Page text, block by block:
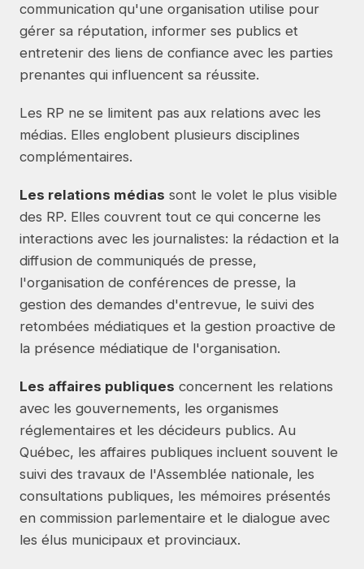
communication qu'une organisation utilise pour
gérer sa réputation, informer ses publics et
entretenir des liens de confiance avec les parties
prenantes qui influencent sa réussite.
Les RP ne se limitent pas aux relations avec les
médias. Elles englobent plusieurs disciplines
complémentaires.
Les relations médias sont le volet le plus visible
des RP. Elles couvrent tout ce qui concerne les
interactions avec les journalistes: la rédaction et la
diffusion de communiqués de presse,
l'organisation de conférences de presse, la
gestion des demandes d'entrevue, le suivi des
retombées médiatiques et la gestion proactive de
la présence médiatique de l'organisation.
Les affaires publiques concernent les relations
avec les gouvernements, les organismes
réglementaires et les décideurs publics. Au
Québec, les affaires publiques incluent souvent le
suivi des travaux de l'Assemblée nationale, les
consultations publiques, les mémoires présentés
en commission parlementaire et le dialogue avec
les élus municipaux et provinciaux.